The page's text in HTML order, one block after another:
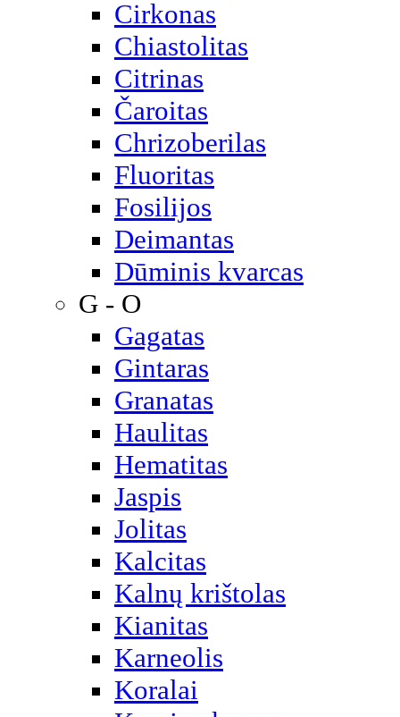
Cirkonas
Chiastolitas
Citrinas
Čaroitas
Chrizoberilas
Fluoritas
Fosilijos
Deimantas
Dūminis kvarcas
G - O
Gagatas
Gintaras
Granatas
Haulitas
Hematitas
Jaspis
Jolitas
Kalcitas
Kalnų krištolas
Kianitas
Karneolis
Koralai